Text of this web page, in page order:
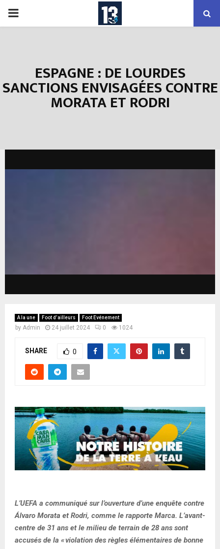
PRIMARY
ESPAGNE : DE LOURDES
SANCTIONS ENVISAGÉES CONTRE
MORATA ET RODRI
A la une Foot d’ailleurs Foot Evénement
by Admin 24 juillet 2024 0 1024
SHARE 0
L’UEFA a communiqué sur l’ouverture d’une enquête contre
Álvaro Morata et Rodri, comme le rapporte Marca. L’avant-
centre de 31 ans et le milieu de terrain de 28 ans sont
accusés de la « violation des règles élémentaires de bonne